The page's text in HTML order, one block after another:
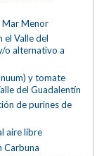
Mar Menor
el Valle del
o alternativo a
y tomate
del Guadalentín
de purines de
aire libre
Carbuna